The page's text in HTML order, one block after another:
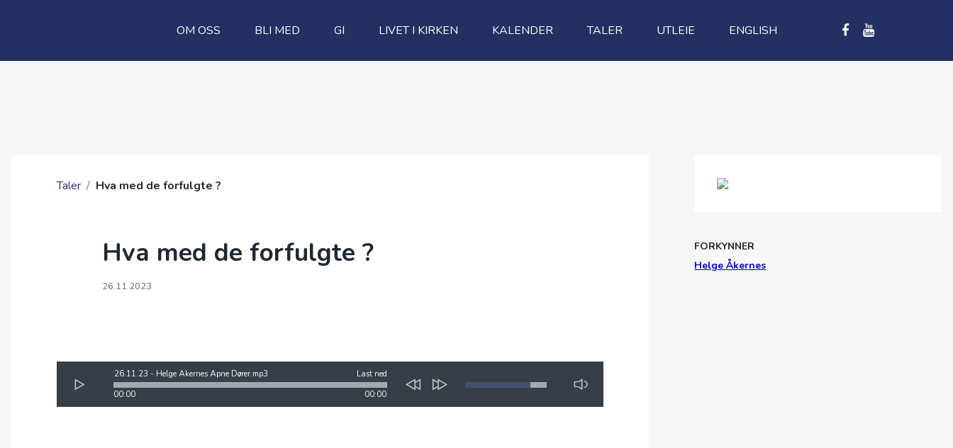
OM OSS BLI MED GI LIVET I KIRKEN KALENDER TALER UTLEIE ENGLISH
Taler / Hva med de forfulgte ?
Hva med de forfulgte ?
26.11.2023
00:00 00:00
26.11.23 - Helge Åkernes Åpne Dører.mp3 Last ned
FORKYNNER
Helge Åkernes